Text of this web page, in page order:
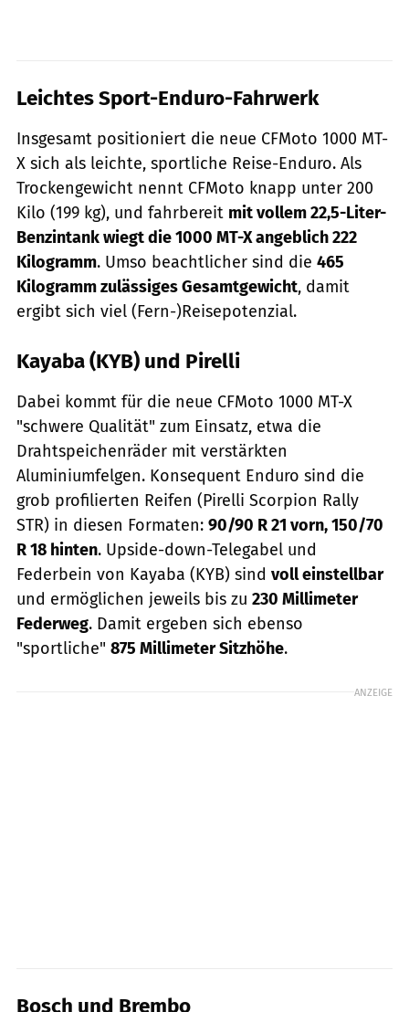
Leichtes Sport-Enduro-Fahrwerk
Insgesamt positioniert die neue CFMoto 1000 MT-
X sich als leichte, sportliche Reise-Enduro. Als
Trockengewicht nennt CFMoto knapp unter 200
Kilo (199 kg), und fahrbereit mit vollem 22,5-Liter-
Benzintank wiegt die 1000 MT-X angeblich 222
Kilogramm. Umso beachtlicher sind die 465
Kilogramm zulässiges Gesamtgewicht, damit
ergibt sich viel (Fern-)Reisepotenzial.
Kayaba (KYB) und Pirelli
Dabei kommt für die neue CFMoto 1000 MT-X
"schwere Qualität" zum Einsatz, etwa die
Drahtspeichenräder mit verstärkten
Aluminiumfelgen. Konsequent Enduro sind die
grob profilierten Reifen (Pirelli Scorpion Rally
STR) in diesen Formaten: 90/90 R 21 vorn, 150/70
R 18 hinten. Upside-down-Telegabel und
Federbein von Kayaba (KYB) sind voll einstellbar
und ermöglichen jeweils bis zu 230 Millimeter
Federweg. Damit ergeben sich ebenso
"sportliche" 875 Millimeter Sitzhöhe.
ANZEIGE
Bosch und Brembo